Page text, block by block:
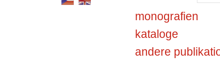
monografien
kataloge
andere